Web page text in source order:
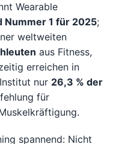
Wearable
Nummer 1 für 2025;
weltweiten
aus Fitness,
erreichen in
nur 26,3 % der
für
spannend: Nicht